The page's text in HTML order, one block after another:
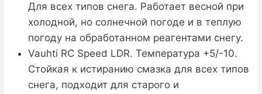
Для всех типов снега. Работает весной при
холодной, но солнечной погоде и в теплую
погоду на обработанном реагентами снегу.
Vauhti RC Speed LDR. Температура +5/-10.
Стойкая к истиранию смазка для всех типов
снега, подходит для старого и